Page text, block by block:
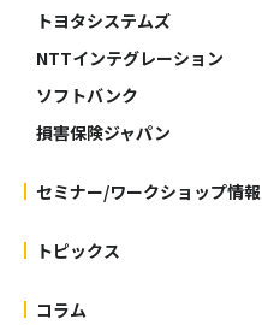
トヨタシステムズ
NTTインテグレーション
ソフトバンク
損害保険ジャパン
セミナー/ワークショップ情報
トピックス
コラム